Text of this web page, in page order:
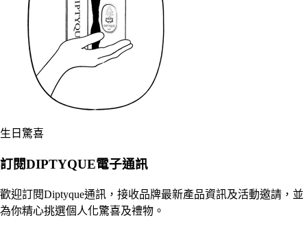
生日驚喜
訂閱DIPTYQUE電子通訊
歡迎訂閱Diptyque通訊，接收品牌最新產品資訊及活動邀請，並
為你精心挑選個人化驚喜及禮物。